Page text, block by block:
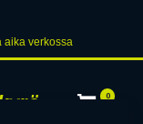
aika verk​​​​ossa
0